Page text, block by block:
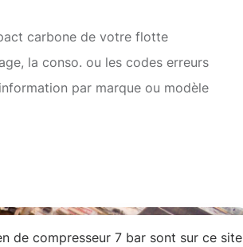
carbone de votre flotte
la conso. ou les codes erreurs
par marque ou modèle
de compresseur 7 bar sont sur ce site